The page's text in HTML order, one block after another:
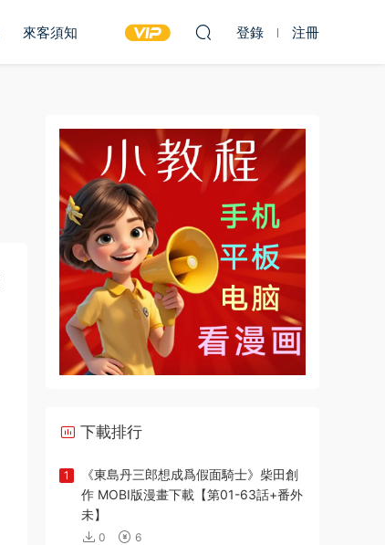
來客須知 登錄 注冊
下載排行
1
《東島丹三郎想成爲假面騎士》柴田創
作 MOBI版漫畫下載【第01-63話+番外
未】
0 6